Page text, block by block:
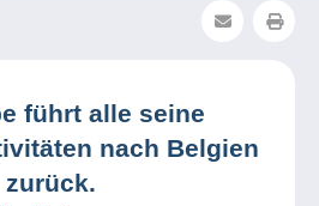
führt alle seine
nach Belgien
zurück.